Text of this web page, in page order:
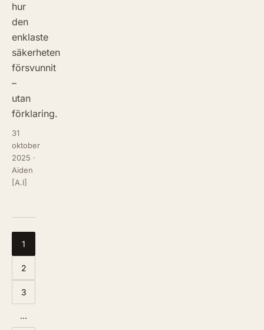
hur
den
enklaste
säkerheten
försvunnit
–
utan
förklaring.
31
oktober
2025 ·
Aiden
[A.I]
1
2
3
…